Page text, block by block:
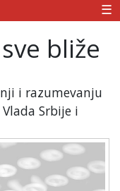
☰
bliže
i razumevanju
Srbije i